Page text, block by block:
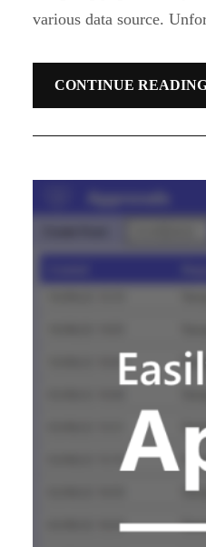
various data source.
CONTINUE